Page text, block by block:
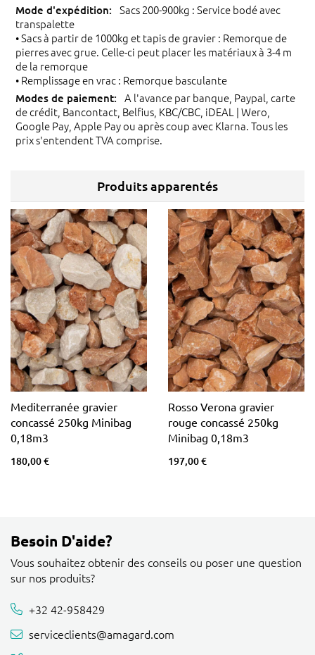
Sacs 200-900kg : Service bodé avec
transpalette
• Sacs à partir de 1000kg et tapis de gravier : Remorque de
pierres avec grue. Celle-ci peut placer les matériaux à 3-4 m
de la remorque
• Remplissage en vrac : Remorque basculante
A l'avance par banque, Paypal, carte
de crédit, Bancontact, Belfius, KBC/CBC, iDEAL | Wero,
Google Pay, Apple Pay ou après coup avec Klarna. Tous les
prix s'entendent TVA comprise.
Produits apparentés
Mediterranée gravier
concassé 250kg Minibag
0,18m3
180,00 €
Rosso Verona gravier
rouge concassé 250kg
Minibag 0,18m3
197,00 €
Besoin D'aide?
Vous souhaitez obtenir des conseils ou poser une question
sur nos produits?
+32 42-958429
serviceclients@amagard.com